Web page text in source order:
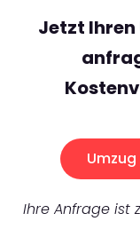
Jetzt Ihren
Ihre Anfrage ist